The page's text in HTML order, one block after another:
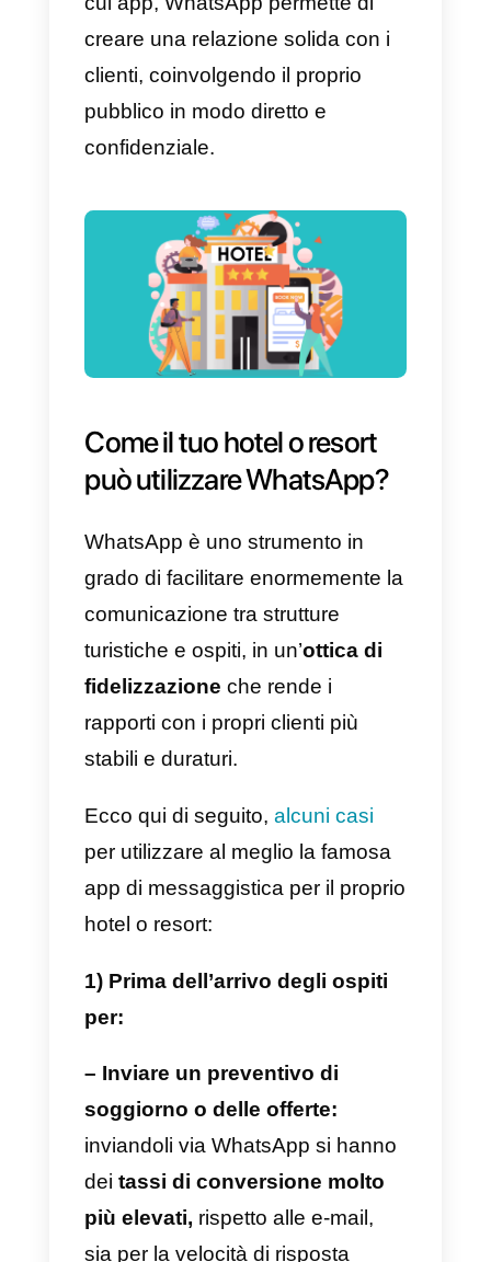
poter far fronte a questa
situazione di blocco
momentaneo, notando come sia
sempre più necessario
che permettono di scambiare
informazioni in tempo reale.
Ciò risulta possibile grazie alla
cui app, WhatsApp permette di
creare una relazione solida con i
clienti, coinvolgendo il proprio
pubblico in modo diretto e
confidenziale.
Come il tuo hotel o resort
può utilizzare WhatsApp?
WhatsApp è uno strumento in
grado di facilitare enormemente
comunicazione tra strutture
turistiche e ospiti, in un’